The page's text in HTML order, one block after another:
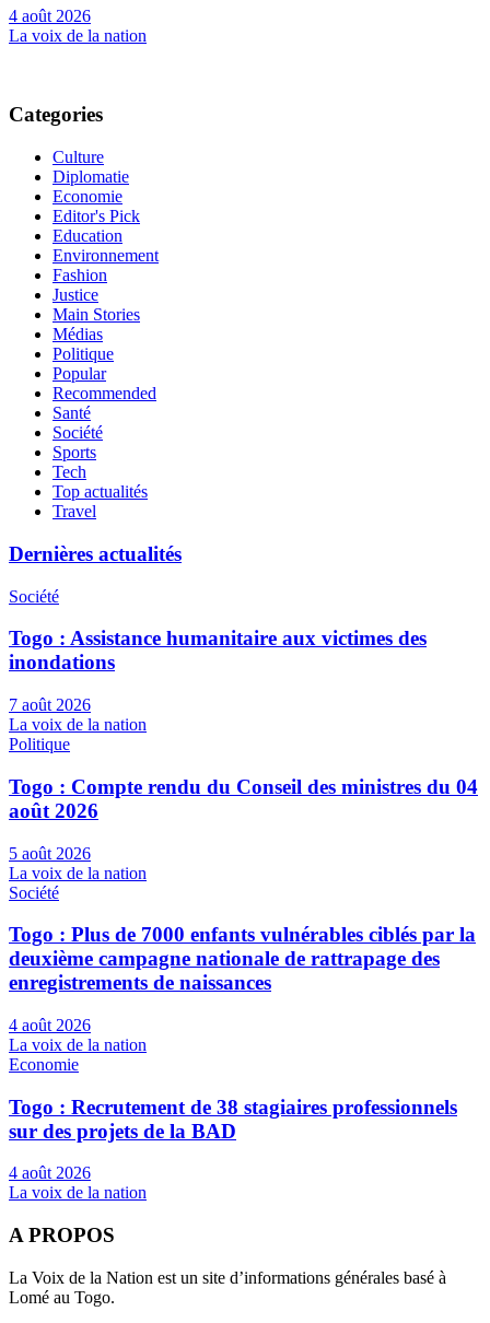
4 août 2026
La voix de la nation
Categories
Culture
Diplomatie
Economie
Editor's Pick
Education
Environnement
Fashion
Justice
Main Stories
Médias
Politique
Popular
Recommended
Santé
Société
Sports
Tech
Top actualités
Travel
Dernières actualités
Société
Togo : Assistance humanitaire aux victimes des
inondations
7 août 2026
La voix de la nation
Politique
Togo : Compte rendu du Conseil des ministres du 04
août 2026
5 août 2026
La voix de la nation
Société
Togo : Plus de 7000 enfants vulnérables ciblés par la
deuxième campagne nationale de rattrapage des
enregistrements de naissances
4 août 2026
La voix de la nation
Economie
Togo : Recrutement de 38 stagiaires professionnels
sur des projets de la BAD
4 août 2026
La voix de la nation
A PROPOS
La Voix de la Nation est un site d’informations générales basé à
Lomé au Togo.